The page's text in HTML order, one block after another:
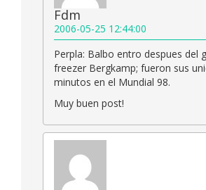
Fdm
2006-05-25 12:44:00
Perpla: Balbo entro despues del
freezer Bergkamp; fueron sus
minutos en el Mundial 98.
Muy buen post!